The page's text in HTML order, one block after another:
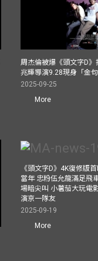
周杰倫被爆《頭文字D
兆輝導演9.28現身「金
2025-09-25
More
《頭文字D》4K復修版
當年 忠粉伍允龍滿足飛
場暗尖叫 小薯茄大玩電
演京一隊友
2025-09-19
More